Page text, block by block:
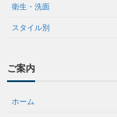
衛生・洗面
スタイル別
ご案内
ホーム